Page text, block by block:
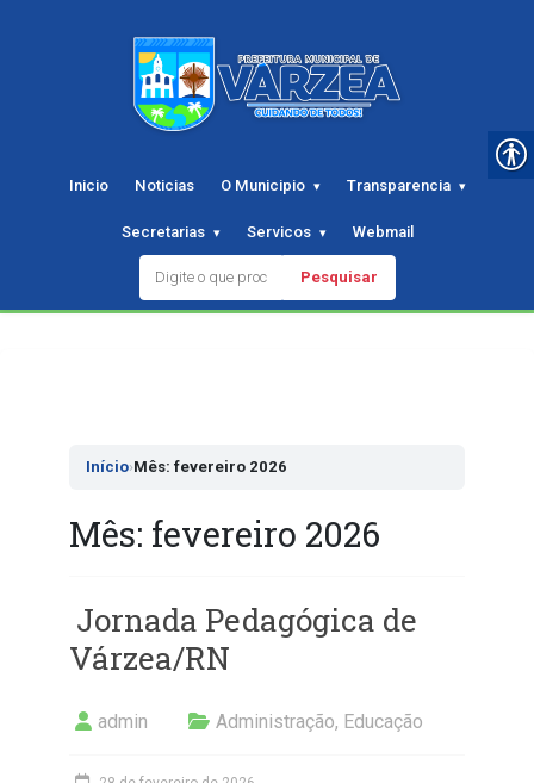
Inicio Noticias O Municipio Transparencia
Secretarias Servicos Webmail
Pesquisar
Início›Mês: fevereiro 2026
Mês: fevereiro 2026
Jornada Pedagógica de
Várzea/RN
admin Administração, Educação